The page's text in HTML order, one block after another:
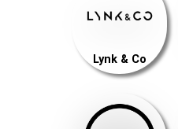
Lynk & Co